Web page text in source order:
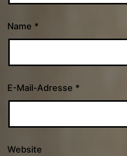
Name *
E-Mail-Adresse *
Website